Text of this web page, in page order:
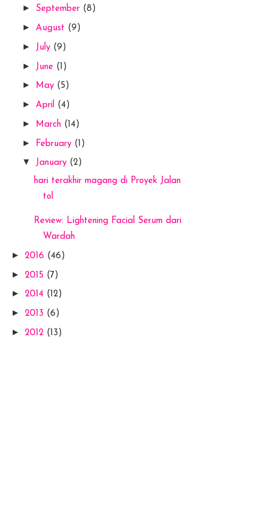
► September (8)
► August (9)
► July (9)
► June (1)
► May (5)
► April (4)
► March (14)
► February (1)
▼ January (2)
hari terakhir magang di Proyek Jalan
tol
Review: Lightening Facial Serum dari
Wardah
► 2016 (46)
► 2015 (7)
► 2014 (12)
► 2013 (6)
► 2012 (13)